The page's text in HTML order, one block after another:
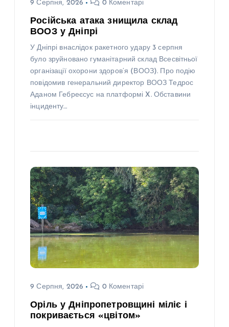
9 Серпня, 2026 0 Коментарі
Російська атака знищила склад
ВООЗ у Дніпрі
У Дніпрі внаслідок ракетного удару 3 серпня
було зруйновано гуманітарний склад Всесвітньої
організації охорони здоров’я (ВООЗ). Про подію
повідомив генеральний директор ВООЗ Тедрос
Аданом Гебреєсус на платформі X. Обставини
інциденту…
9 Серпня, 2026 0 Коментарі
Оріль у Дніпропетровщині міліє і
покривається «цвітом»